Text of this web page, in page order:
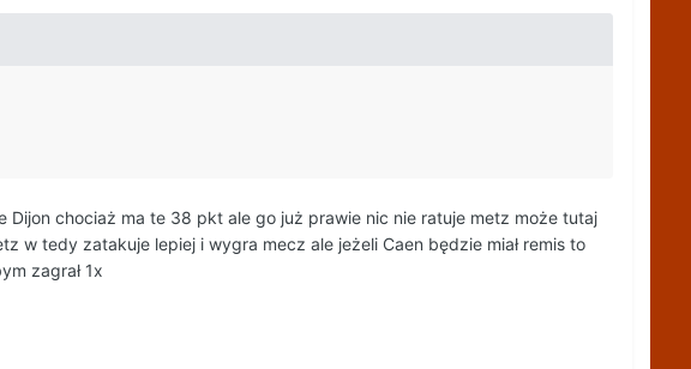
chociaż ma te 38 pkt ale go już prawie nic nie ratuje metz może tutaj
w tedy zatakuje lepiej i wygra mecz ale jeżeli Caen będzie miał remis to
zagrał 1x